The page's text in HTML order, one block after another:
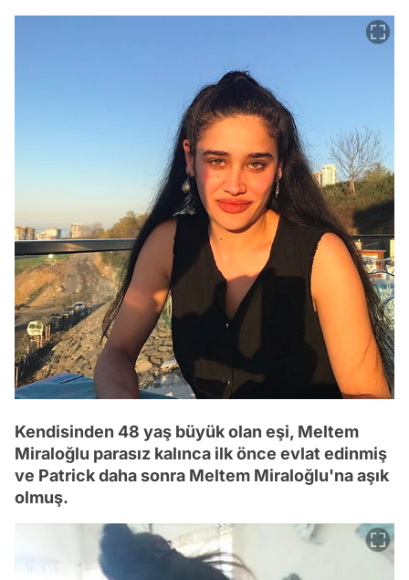
Kendisinden 48 yaş büyük olan eşi, Meltem
Miraloğlu parasız kalınca ilk önce evlat edinmiş
ve Patrick daha sonra Meltem Miraloğlu'na aşık
olmuş.